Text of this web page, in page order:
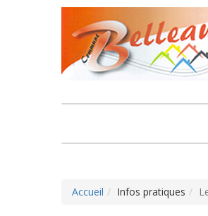
Accueil Infos pratiques